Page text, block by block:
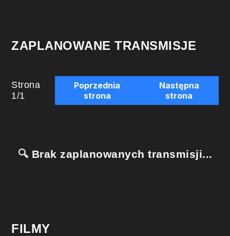
ZAPLANOWANE TRANSMISJE
Strona
1/1
Poprzednia
strona
Następna
strona
🔍 Brak zaplanowanych transmisji...
FILMY